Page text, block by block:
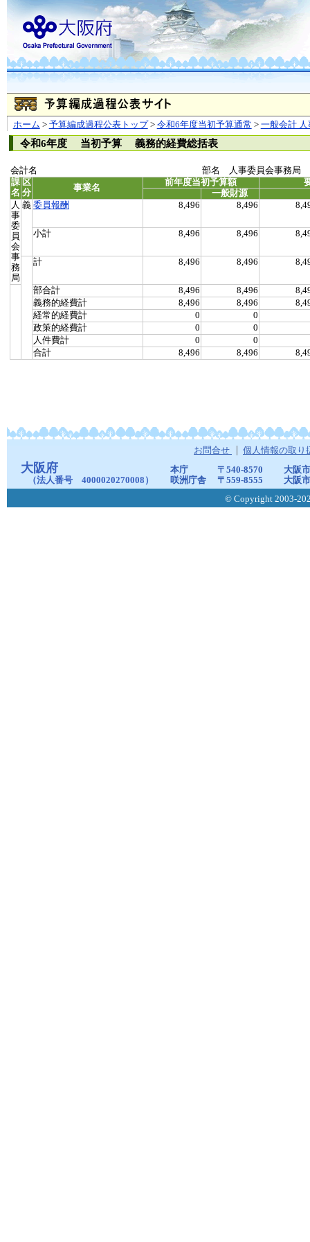
ホーム > 予算編成過程公表トップ> 令和6年度当初予算通常 > 一般会計
令和6年度 当初予算 義務的経費総括表
会計名
部名 人事委員会事務局
課
名
区
分
事業名
前年度当初予算額
一般財源
人
事
委
員
会
事
務
局
義 委員報酬 8,496 8,496
小計 8,496 8,496
計 8,496 8,496
部合計 8,496 8,496
義務的経費計
8,496 8,496
経常的経費計
0
0
政策的経費計
0
0
人件費計
0
0
合計
8,496 8,496
お問合せ 個人情報の取り
大阪府
（法人番号 4000020270008）
本庁 〒540-8570
大阪
咲洲庁舎
〒559-8555
大阪
© Copyright 2003-